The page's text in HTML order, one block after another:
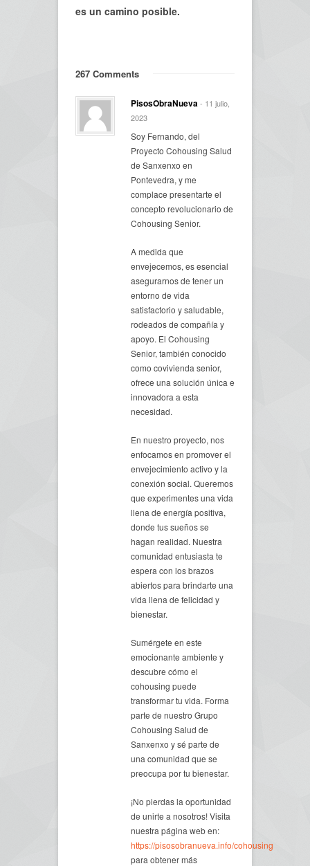
es un camino posible.
267 Comments
PisosObraNueva- 11 julio,
2023
Soy Fernando, del
Proyecto Cohousing Salud
de Sanxenxo en
Pontevedra, y me
complace presentarte el
concepto revolucionario de
Cohousing Senior.
A medida que
envejecemos, es esencial
asegurarnos de tener un
entorno de vida
satisfactorio y saludable,
rodeados de compañía y
apoyo. El Cohousing
Senior, también conocido
como covivienda senior,
ofrece una solución única e
innovadora a esta
necesidad.
En nuestro proyecto, nos
enfocamos en promover el
envejecimiento activo y la
conexión social. Queremos
que experimentes una vida
llena de energía positiva,
donde tus sueños se
hagan realidad. Nuestra
comunidad entusiasta te
espera con los brazos
abiertos para brindarte una
vida llena de felicidad y
bienestar.
Sumérgete en este
emocionante ambiente y
descubre cómo el
cohousing puede
transformar tu vida. Forma
parte de nuestro Grupo
Cohousing Salud de
Sanxenxo y sé parte de
una comunidad que se
preocupa por tu bienestar.
¡No pierdas la oportunidad
de unirte a nosotros! Visita
nuestra página web en:
https://pisosobranueva.info/cohousing
para obtener más